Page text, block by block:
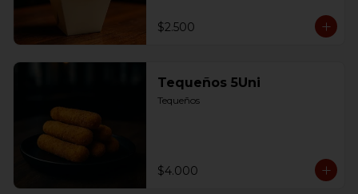
$2.500
Tequeños 5Uni
Tequeños
$4.000